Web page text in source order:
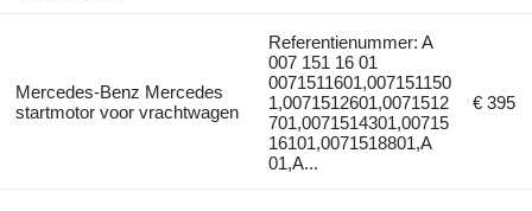
Mercedes-Benz Mercedes
startmotor voor vrachtwagen
Referentienummer: A
007 151 16 01
0071511601,007151150
1,0071512601,0071512
701,0071514301,00715
16101,0071518801,A
01,A...
€ 395